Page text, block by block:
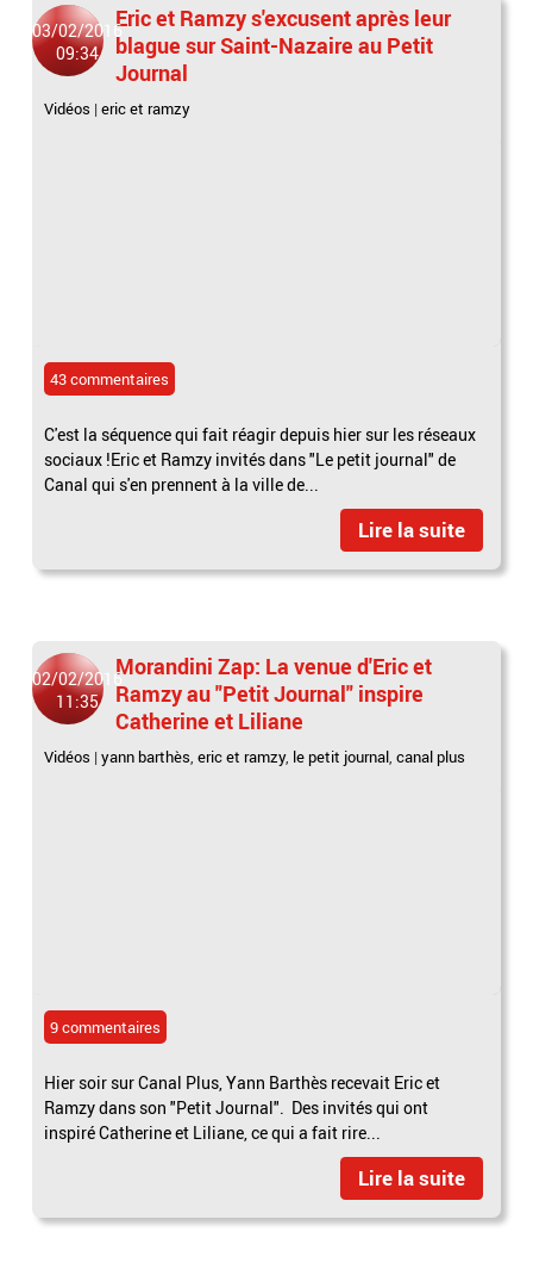
03/02/2016
09:34
Eric et Ramzy s'excusent après leur
blague sur Saint-Nazaire au Petit
Journal
Vidéos |eric et ramzy
43 commentaires
C'est la séquence qui fait réagir depuis hier sur les réseaux
sociaux !Eric et Ramzy invités dans "Le petit journal" de
Canal qui s'en prennent à la ville de...
Lire la suite
02/02/2016
11:35
Morandini Zap: La venue d'Eric et
Ramzy au "Petit Journal" inspire
Catherine et Liliane
Vidéos |yann barthès,eric et ramzy, le petit journal,canal plus
9 commentaires
Hier soir sur Canal Plus, Yann Barthès recevait Eric et
Ramzy dans son "Petit Journal". Des invités qui ont
inspiré Catherine et Liliane, ce qui a fait rire...
Lire la suite